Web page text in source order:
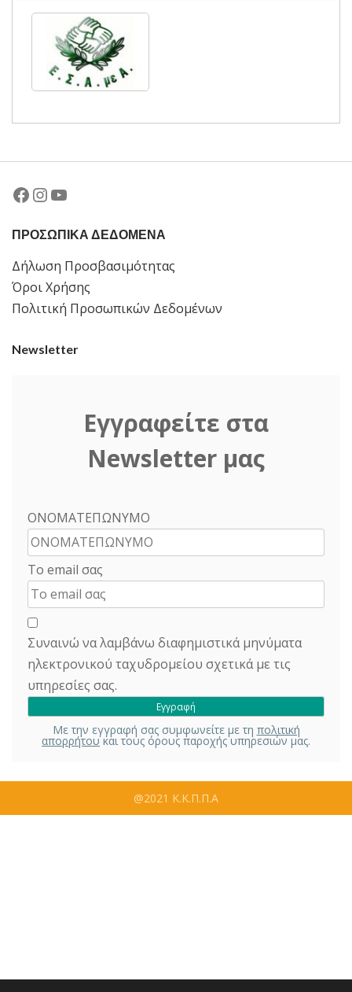
Facebook
Instagram
YouTube
ΠΡΟΣΩΠΙΚΑ ΔΕΔΟΜΕΝΑ
Δήλωση Προσβασιμότητας
Όροι Χρήσης
Πολιτική Προσωπικών Δεδομένων
Newsletter
Εγγραφείτε στα
Newsletter μας
ΟΝΟΜΑΤΕΠΩΝΥΜΟ
Το email σας
Συναινώ να λαμβάνω διαφημιστικά μηνύματα
ηλεκτρονικού ταχυδρομείου σχετικά με τις
υπηρεσίες σας.
Με την εγγραφή σας συμφωνείτε με τη πολιτική
απορρήτουκαι τους όρους παροχής υπηρεσιών μας.
@2021 Κ.Κ.Π.Π.Α